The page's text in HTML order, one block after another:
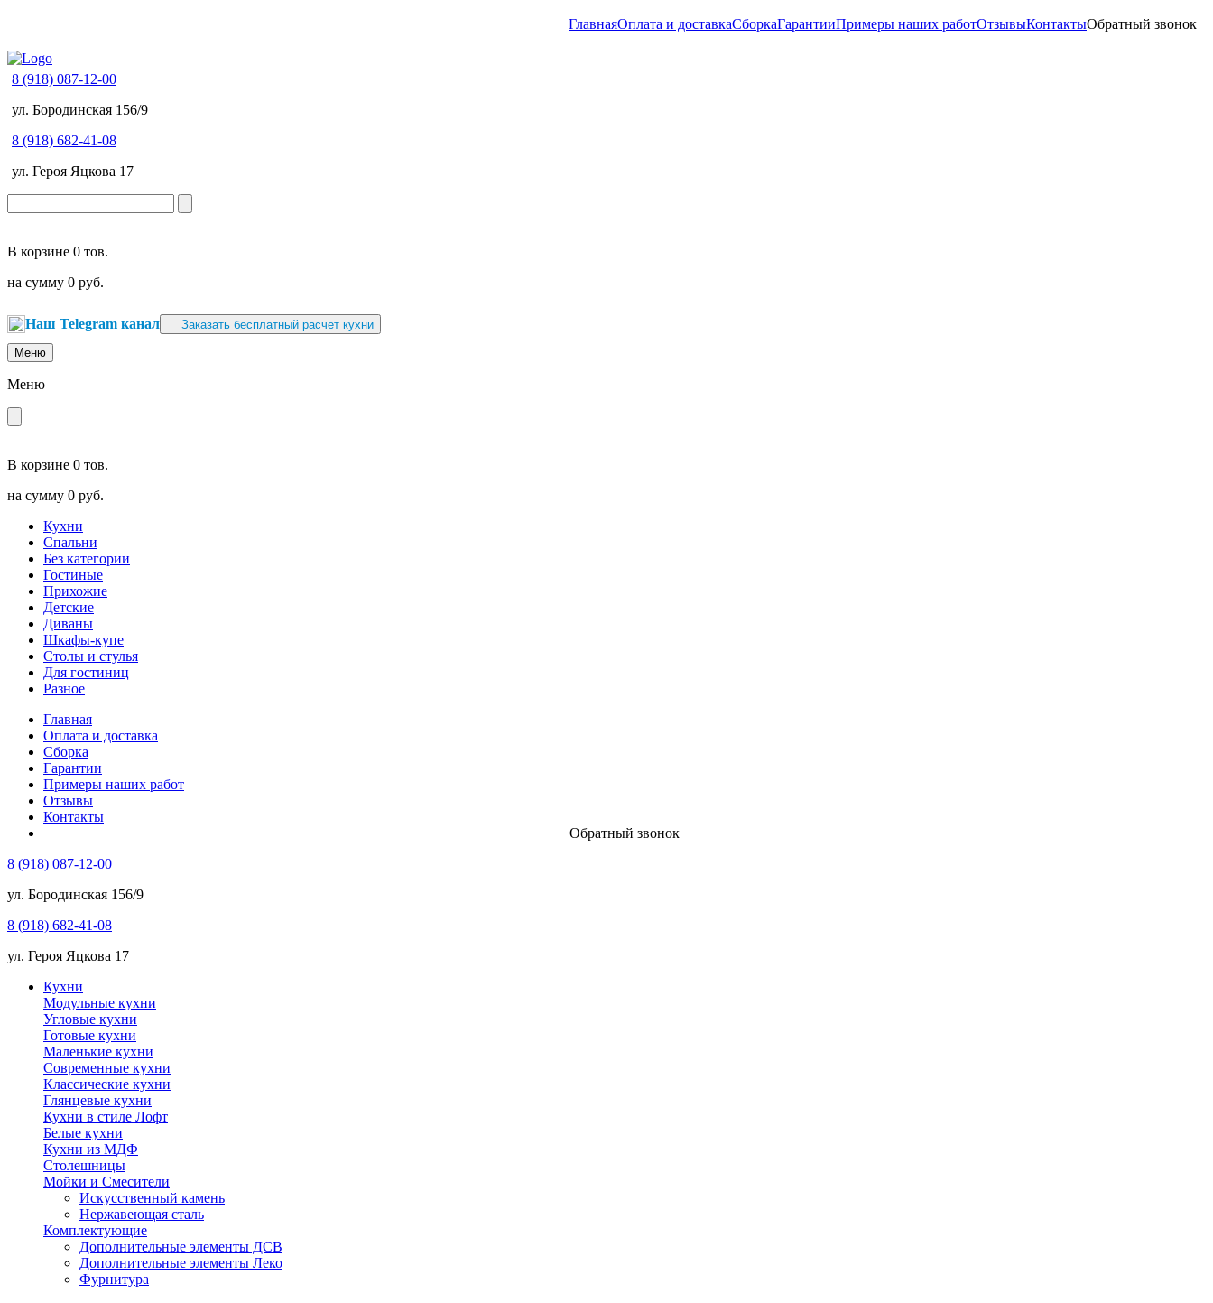
ГлавнаяОплата и доставкаСборкаГарантииПримеры наших работОтзывыКонтактыОбратный звонок
8 (918) 087-12-00
ул. Бородинская 156/9
8 (918) 682-41-08
ул. Героя Яцкова 17
В корзине 0 тов.
на сумму 0 руб.
Наш Telegram канал Заказать бесплатный расчет кухни
Меню
Меню
В корзине 0 тов.
на сумму 0 руб.
Кухни
Спальни
Без категории
Гостиные
Прихожие
Детские
Диваны
Шкафы-купе
Столы и стулья
Для гостиниц
Разное
Главная
Оплата и доставка
Сборка
Гарантии
Примеры наших работ
Отзывы
Контакты
Обратный звонок
8 (918) 087-12-00
ул. Бородинская 156/9
8 (918) 682-41-08
ул. Героя Яцкова 17
Кухни
Модульные кухни
Угловые кухни
Готовые кухни
Маленькие кухни
Современные кухни
Классические кухни
Глянцевые кухни
Кухни в стиле Лофт
Белые кухни
Кухни из МДФ
Столешницы
Мойки и Смесители
Искусственный камень
Нержавеющая сталь
Комплектующие
Дополнительные элементы ДСВ
Дополнительные элементы Леко
Фурнитура